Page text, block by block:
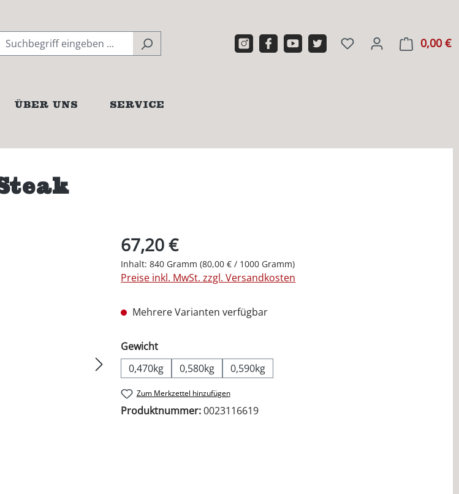
0,00 €
ÜBER UNS
SERVICE
67,20 €
Inhalt:840 Gramm(80,00 € / 1000 Gramm)
Preise inkl. MwSt. zzgl. Versandkosten
Mehrere Varianten verfügbar
Gewichtauswählen
0,470kg
0,580kg 0,590kg
Zum Merkzettel hinzufügen
Produktnummer:0023116619